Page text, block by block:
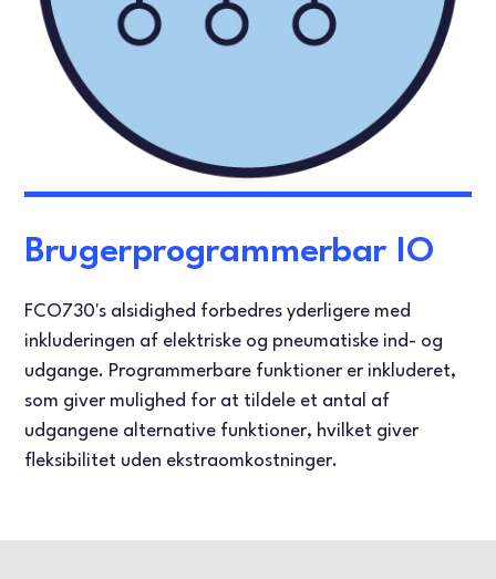
Brugerprogrammerbar IO
FCO730's alsidighed forbedres yderligere med
inkluderingen af elektriske og pneumatiske ind- og
udgange. Programmerbare funktioner er inkluderet,
som giver mulighed for at tildele et antal af
udgangene alternative funktioner, hvilket giver
fleksibilitet uden ekstraomkostninger.